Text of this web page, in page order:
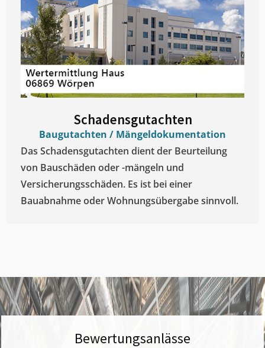
Schadensgutachten
Baugutachten / Mängeldokumentation
Das Schadensgutachten dient der Beurteilung
von Bauschäden oder -mängeln und
Versicherungsschäden. Es ist bei einer
Bauabnahme oder Wohnungsübergabe sinnvoll.
Bewertungsanlässe